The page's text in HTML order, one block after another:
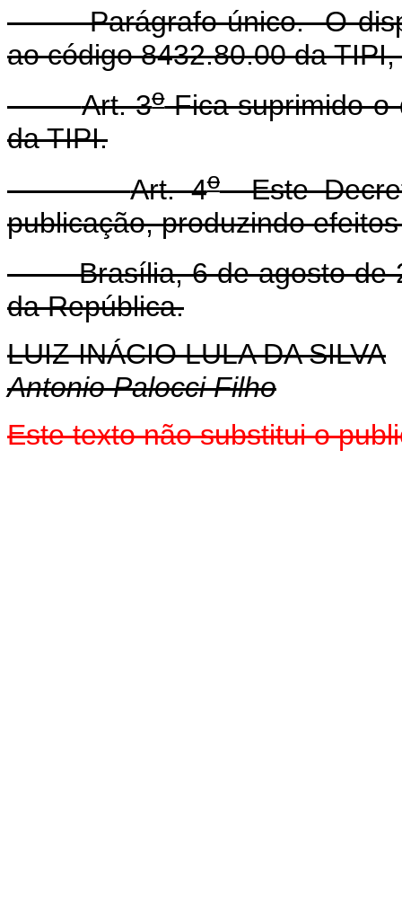
Parágrafo único. O
ao código 8432.80.00 da
Art. 3oFica suprimido o
da TIPI.
Art. 4oEste
publicação, produzindo
Brasília, 6 de agosto de
da República.
LUIZ INÁCIO LULA DA SILVA
Antonio Palocci Filho
Este texto não substitui o